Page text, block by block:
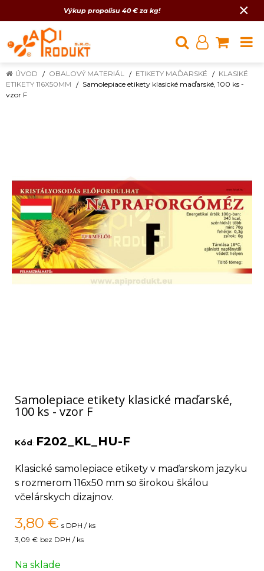
Výkup propolisu 40 € za kg! ×
ÚVOD OBALOVÝ MATERIÁL ETIKETY MAĎARSKÉ
KLASIKÉ
ETIKETY 116X50MM
Samolepiace etikety klasické maďarské, 100 ks -
vzor F
Samolepiace etikety klasické maďarské,
100 ks - vzor F
Kód: F202_KL_HU-F
Klasické samolepiace etikety v maďarskom jazyku
s rozmerom 116x50 mm so širokou škálou
včelárskych dizajnov.
3,80 € s DPH / ks
3,09 € bez DPH / ks
Na sklade